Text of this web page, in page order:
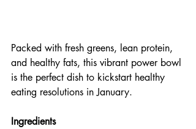
Packed with fresh greens, lean protein,
and healthy fats, this vibrant power bowl
is the perfect dish to kickstart healthy
eating resolutions in January.
Ingredients